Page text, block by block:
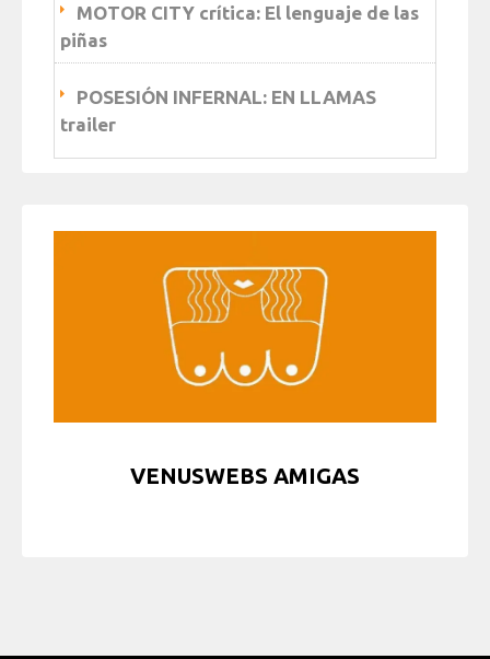
MOTOR CITY crítica: El lenguaje de las
piñas
POSESIÓN INFERNAL: EN LLAMAS
trailer
VENUSWEBS AMIGAS